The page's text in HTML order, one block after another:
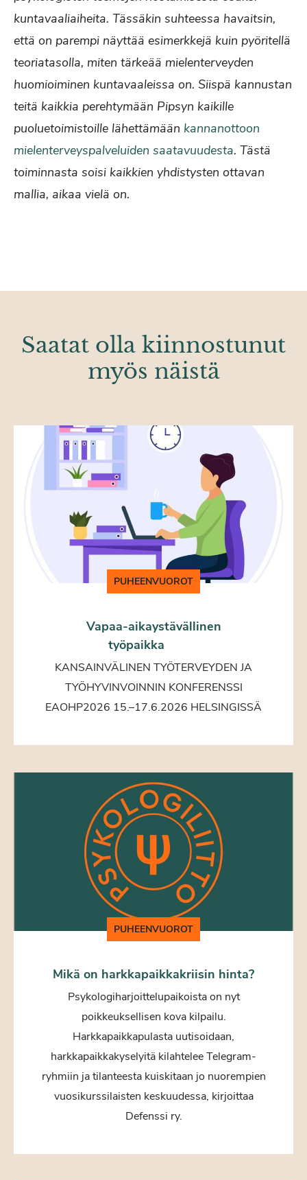
kuntavaaliaiheita. Tässäkin suhteessa havaitsin,
että on parempi näyttää esimerkkejä kuin pyöritellä
teoriatasolla, miten tärkeää mielenterveyden
huomioiminen kuntavaaleissa on. Siispä kannustan
teitä kaikkia perehtymään Pipsyn kaikille
puoluetoimistoille lähettämään kannanottoon
mielenterveyspalveluiden saatavuudesta. Tästä
toiminnasta soisi kaikkien yhdistysten ottavan
mallia, aikaa vielä on.
Saatat olla kiinnostunut
myös näistä
PUHEENVUOROT
Vapaa-aikaystävällinen
työpaikka
KANSAINVÄLINEN TYÖTERVEYDEN JA
TYÖHYVINVOINNIN KONFERENSSI
EAOHP2026 15.–17.6.2026 HELSINGISSÄ
PUHEENVUOROT
Mikä on harkkapaikkakriisin hinta?
Psykologiharjoittelupaikoista on nyt
poikkeuksellisen kova kilpailu.
Harkkapaikkapulasta uutisoidaan,
harkkapaikkakyselyitä kilahtelee Telegram-
ryhmiin ja tilanteesta kuiskitaan jo nuorempien
vuosikurssilaisten keskuudessa, kirjoittaa
Defenssi ry.